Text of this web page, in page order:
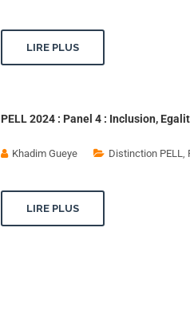
LIRE PLUS
PELL 2024 : Panel 4 : Inclusion,
Khadim Gueye Distinction PELL,
LIRE PLUS